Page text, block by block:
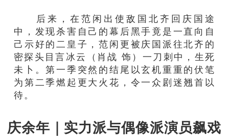
后来，在范闲出使敌国北齐回庆国途
中，发现杀害自己的幕后黑手竟是一直向自
己示好的二皇子，范闲更被庆国派往北齐的
密探头目言冰云（肖战 饰）一刀刺中，生死
未卜。第一季突然的结尾以玄机重重的伏笔
为第二季燃起更大火花，令一众剧迷翘首以
待。
庆余年｜实力派与偶像派演员飙戏